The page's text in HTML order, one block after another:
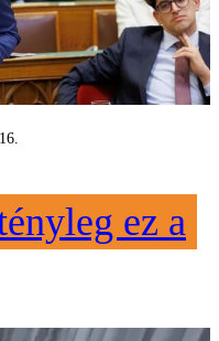
ez a